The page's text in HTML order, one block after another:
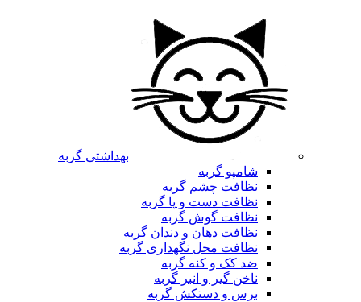
بهداشتی گربه
شامپو گربه
نظافت چشم گربه
نظافت دست و پا گربه
نظافت گوش گربه
نظافت دهان و دندان گربه
نظافت محل نگهداری گربه
ضد کک و کنه گربه
ناخن گیر و انبر گربه
برس و دستکش گربه